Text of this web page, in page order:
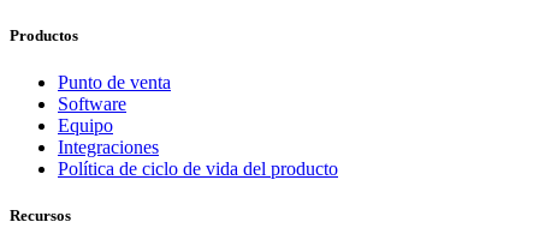
Productos
Punto de venta
Software
Equipo
Integraciones
Política de ciclo de vida del producto
Recursos